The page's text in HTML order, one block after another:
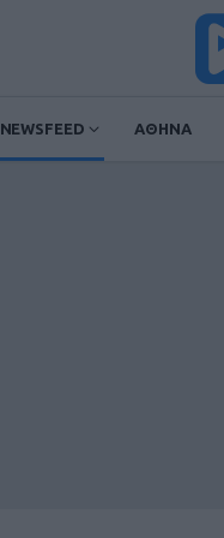
NEWSFEED ΑΘΗΝΑ